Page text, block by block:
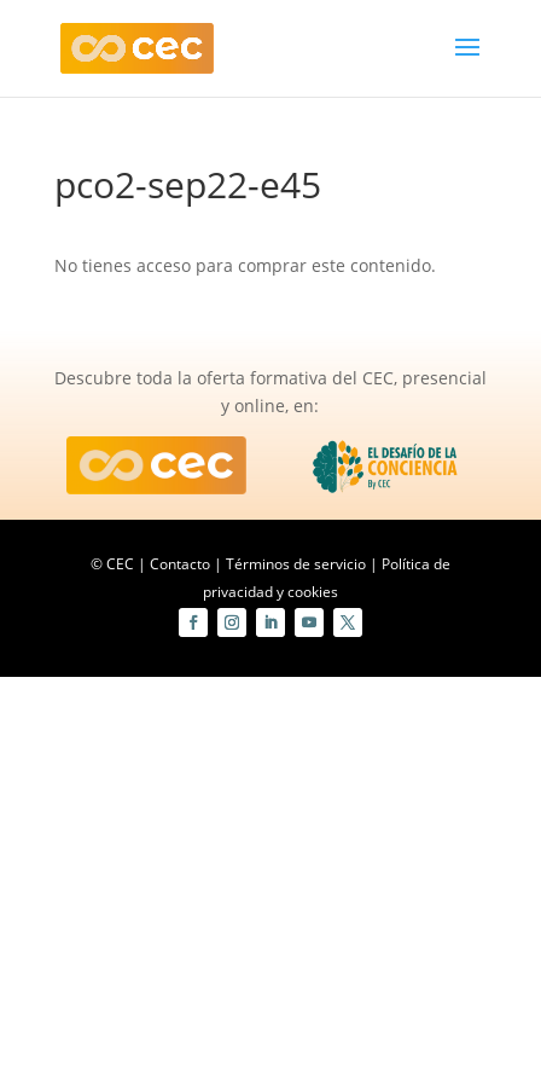
pco2-sep22-e45
No tienes acceso para comprar este contenido.
Descubre toda la oferta formativa del CEC, presencial
y online, en:
© CEC | Contacto| Términos de servicio| Política de
privacidad y cookies